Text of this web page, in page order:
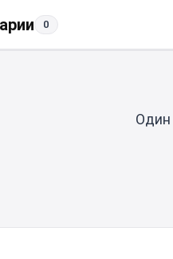
0
Один